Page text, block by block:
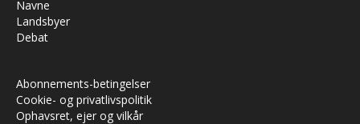
Navne
Landsbyer
Debat
Abonnements-betingelser
Cookie- og privatlivspolitik
Ophavsret, ejer og vilkår